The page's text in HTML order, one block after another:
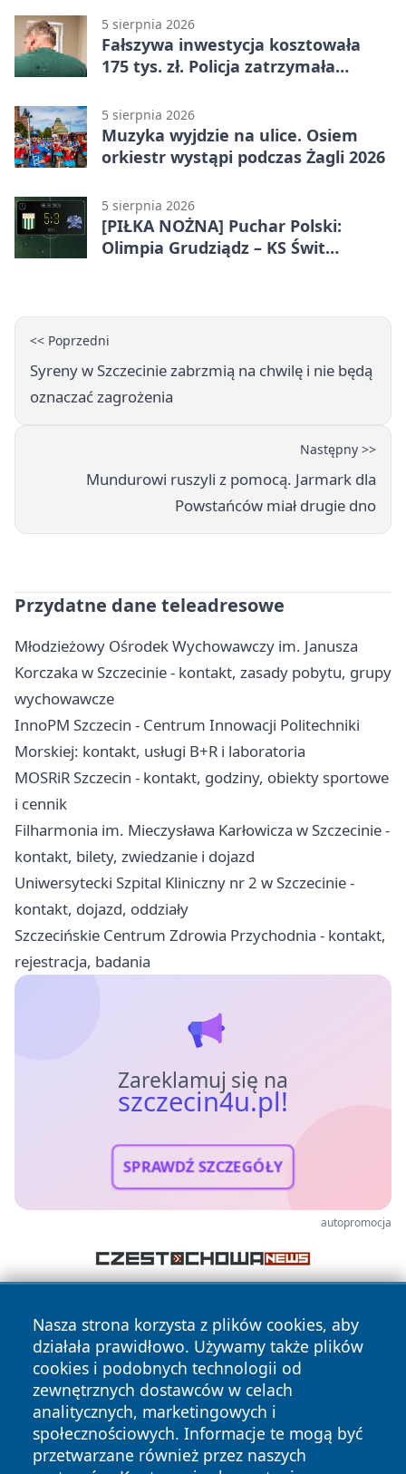
5 sierpnia 2026
Fałszywa inwestycja kosztowała
175 tys. zł. Policja zatrzymała
5 sierpnia 2026
Muzyka wyjdzie na ulice. Osiem
orkiestr wystąpi podczas Żagli 2026
5 sierpnia 2026
[PIŁKA NOŻNA] Puchar Polski:
Olimpia Grudziądz – KS Świt
<< Poprzedni
Syreny w Szczecinie zabrzmią na chwilę i nie będą
oznaczać zagrożenia
Następny >>
Mundurowi ruszyli z pomocą. Jarmark dla
Powstańców miał drugie dno
Przydatne dane teleadresowe
Młodzieżowy Ośrodek Wychowawczy im. Janusza
Korczaka w Szczecinie - kontakt, zasady pobytu, grupy
wychowawcze
InnoPM Szczecin - Centrum Innowacji Politechniki
Morskiej: kontakt, usługi B+R i laboratoria
MOSRiR Szczecin - kontakt, godziny, obiekty sportowe
i cennik
Filharmonia im. Mieczysława Karłowicza w Szczecinie -
kontakt, bilety, zwiedzanie i dojazd
Uniwersytecki Szpital Kliniczny nr 2 w Szczecinie -
kontakt, dojazd, oddziały
Szczecińskie Centrum Zdrowia Przychodnia - kontakt,
rejestracja, badania
Zareklamuj się na
szczecin4u.pl!
SPRAWDŹ SZCZEGÓŁY
autopromocja
Nasza strona korzysta z plików cookies, aby
działała prawidłowo. Używamy także plików
cookies i podobnych technologii od
zewnętrznych dostawców w celach
analitycznych, marketingowych i
społecznościowych. Informacje te mogą być
przetwarzane również przez naszych
Copyright © 2026 szczecin4u.pl Wszystkie prawa zastrzeżone.